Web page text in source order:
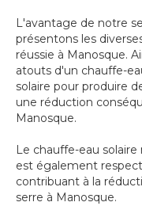
L'avantage de notre
présentons les
réussie à Manosque.
atouts d'un chauffe-
solaire pour produire
une réduction
Manosque.
Le chauffe-eau
est également
contribuant à la
serre à Manosque.